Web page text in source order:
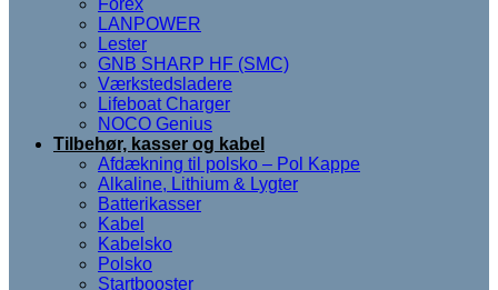
Forex
LANPOWER
Lester
GNB SHARP HF (SMC)
Værkstedsladere
Lifeboat Charger
NOCO Genius
Tilbehør, kasser og kabel
Afdækning til polsko – Pol Kappe
Alkaline, Lithium & Lygter
Batterikasser
Kabel
Kabelsko
Polsko
Startbooster